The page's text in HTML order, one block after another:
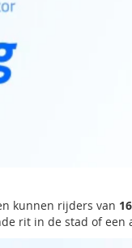
kunnen rijders van
rit in de stad of